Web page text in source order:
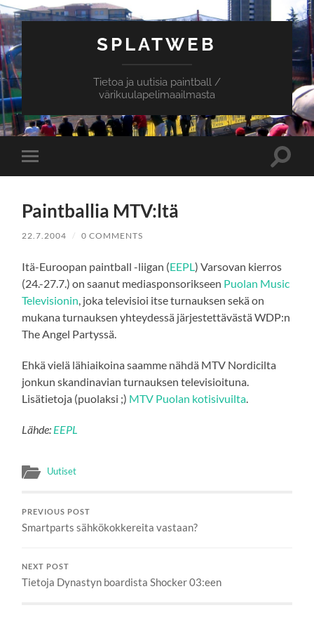
SPLATWEB
Tietoa ja uutisia paintball /
värikuulapelimaailmasta
Toggle
mobile
Toggle
Paintballia MTV:ltä
22.7.2004 / 0 COMMENTS
Itä-Euroopan paintball -liigan (EEPL) Varsovan kierros
(24.-27.7.) on saanut mediasponsorikseen Puolan Music
Televisionin , joka televisioi itse turnauksen sekä on
mukana turnauksen yhteydessä järjestettävästä WDP:n
The Angel Partyssä.
Ehkä vielä lähiaikoina saamme nähdä MTV Nordicilta
jonkun skandinavian turnauksen televisioituna.
Lisätietoja (puolaksi ;) MTV Puolan kotisivuilta
Lähde: EEPL
Uutiset
PREVIOUS POST
Smartparts sähkökokkereita vastaan?
NEXT POST
Tietoja Dynastyn boardista Shocker 03:een